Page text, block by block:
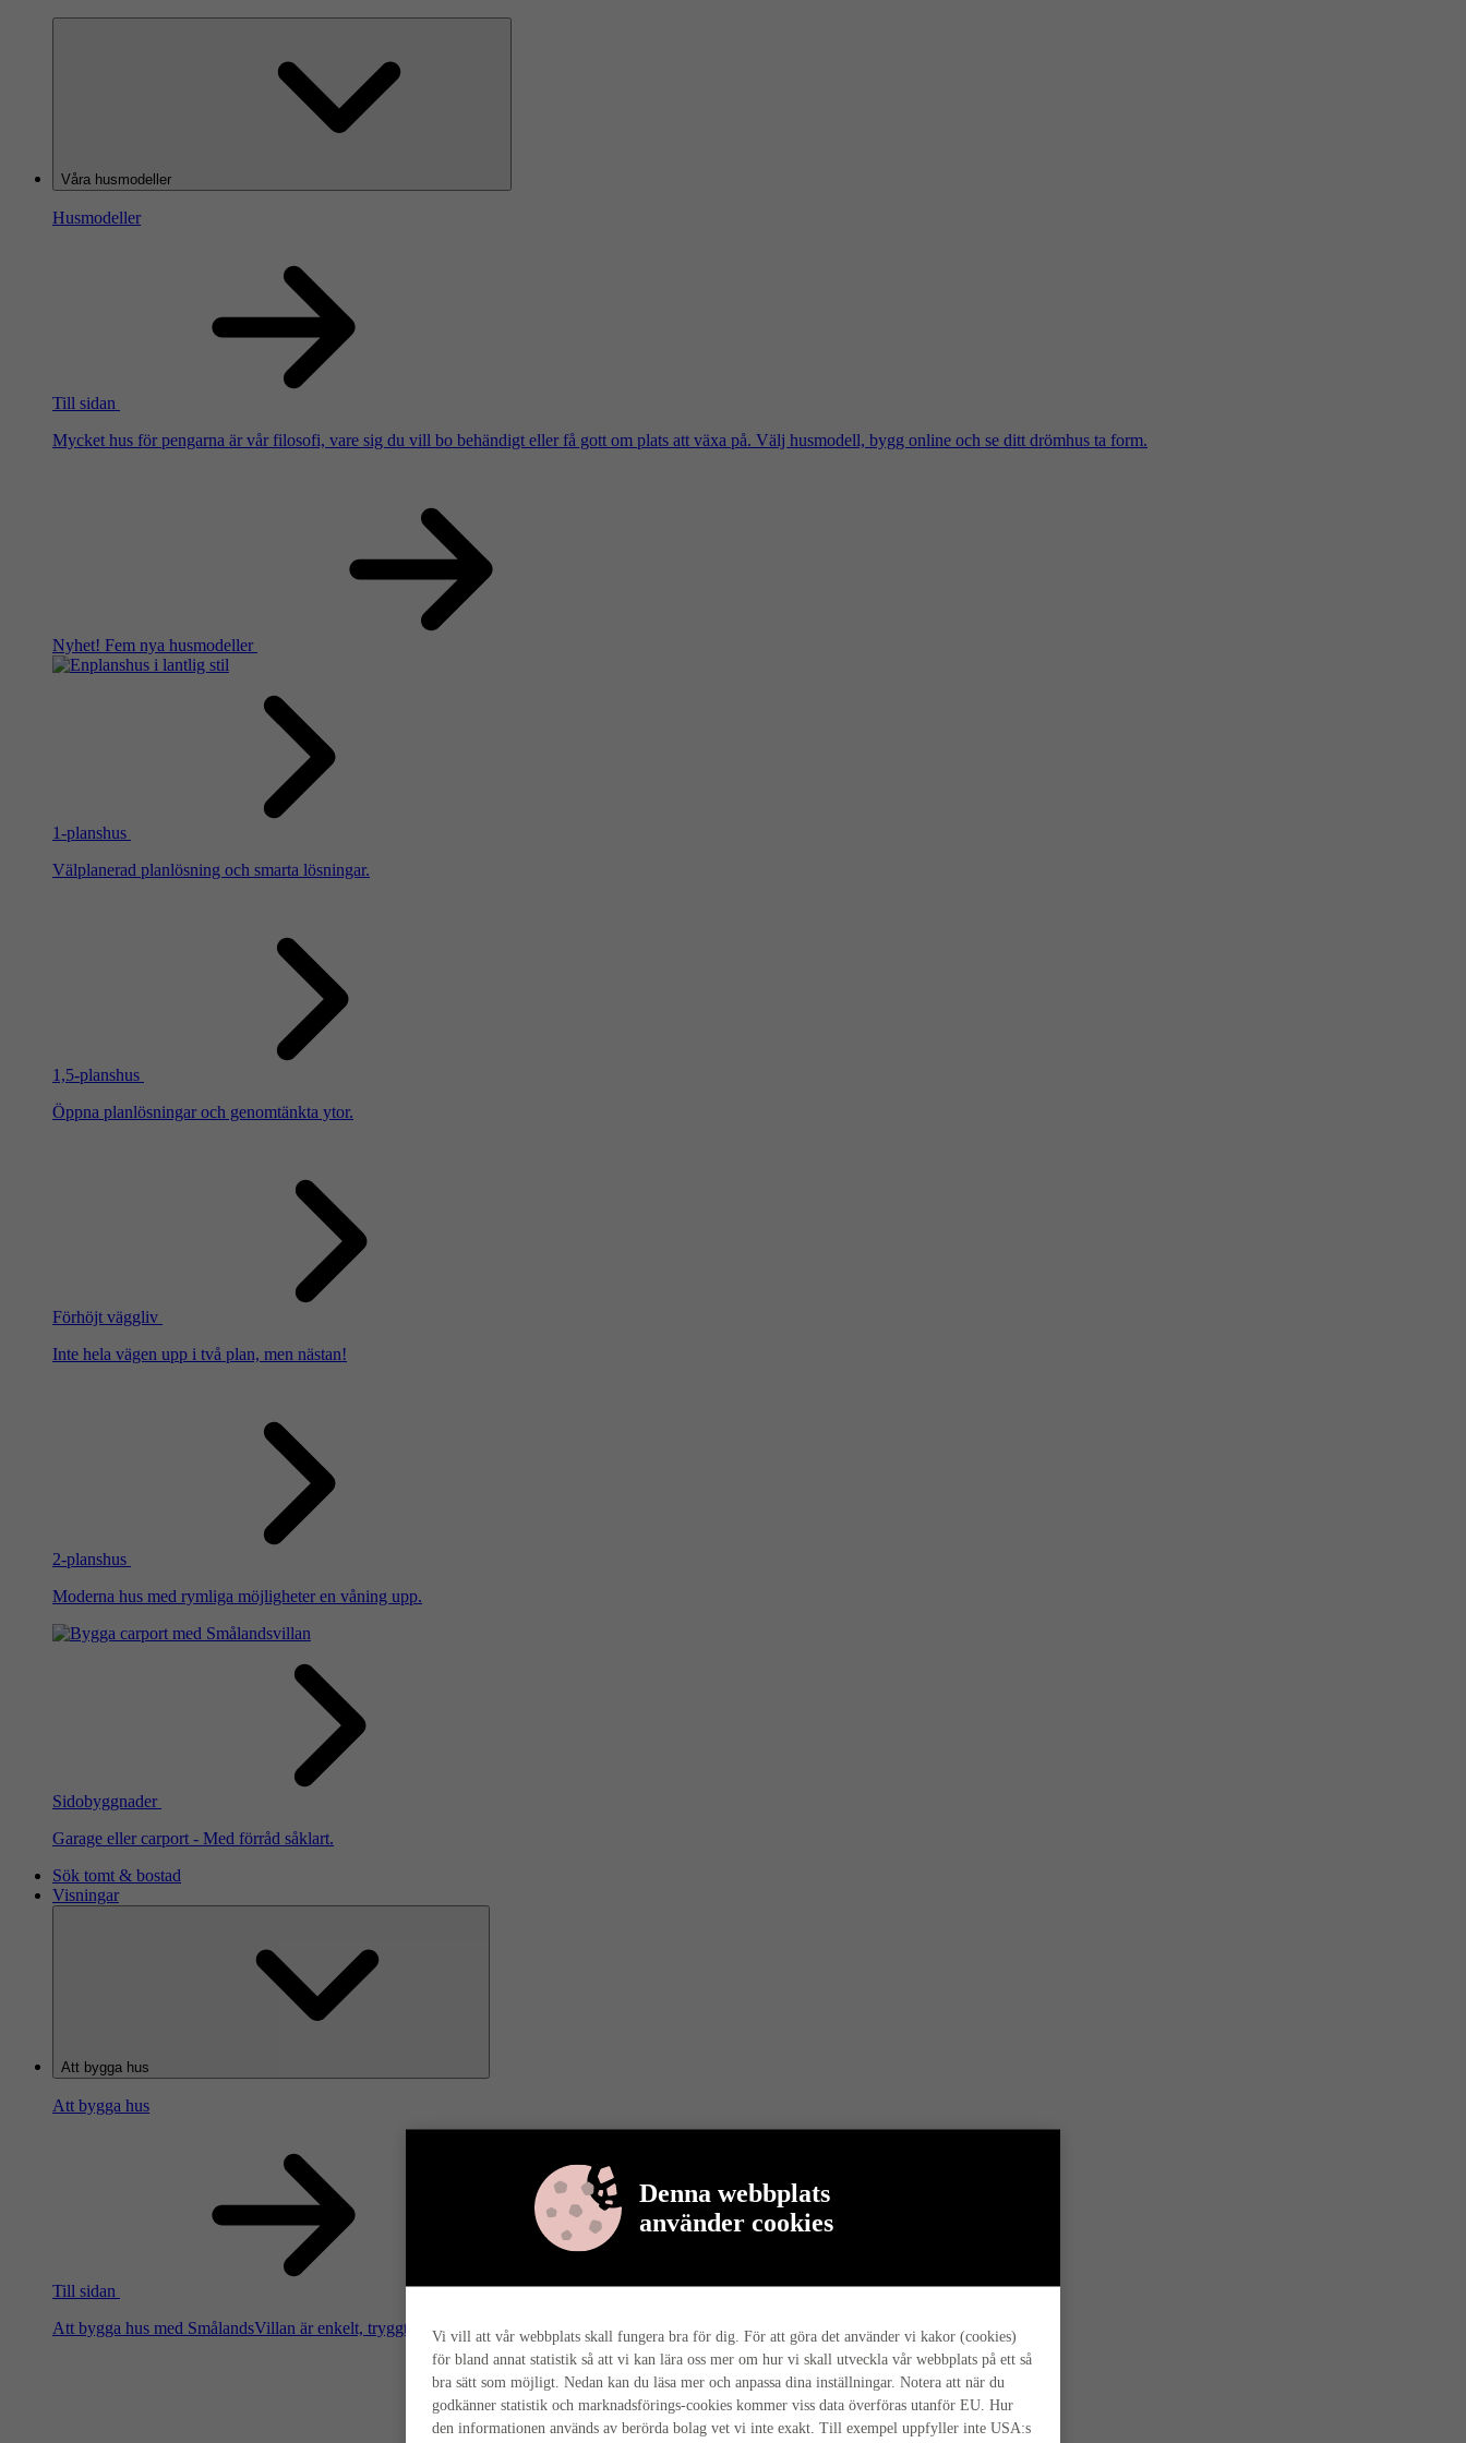
Denna webbplats
använder cookies
Vi vill att vår webbplats skall fungera bra för dig. För att göra det använder vi kakor (cookies)
för bland annat statistik så att vi kan lära oss mer om hur vi skall utveckla vår webbplats på ett så
bra sätt som möjligt. Nedan kan du läsa mer och anpassa dina inställningar. Notera att när du
godkänner statistik och marknadsförings-cookies kommer viss data överföras utanför EU. Hur
den informationen används av berörda bolag vet vi inte exakt. Till exempel uppfyller inte USA:s
Våra husmodeller
Husmodeller
Till sidan
Mycket hus för pengarna är vår filosofi, vare sig du vill bo behändigt eller få gott om plats att växa på. Välj husmodell, bygg online och se ditt drömhus ta form.
Nyhet! Fem nya husmodeller
1-planshus
Välplanerad planlösning och smarta lösningar.
1,5-planshus
Öppna planlösningar och genomtänkta ytor.
Förhöjt väggliv
Inte hela vägen upp i två plan, men nästan!
2-planshus
Moderna hus med rymliga möjligheter en våning upp.
Sidobyggnader
Garage eller carport - Med förråd såklart.
Sök tomt & bostad
Visningar
Att bygga hus
Att bygga hus
Till sidan
Att bygga hus med SmålandsVillan är enkelt, tryggt och smart. Här berättar vi mer om varför det är så, och hur hela husresan går till hos oss.